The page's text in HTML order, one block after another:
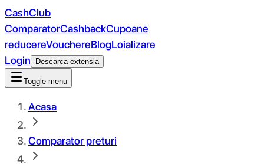
CashClub
ComparatorCashbackCupoane
reducereVouchereBlogLoializare
Login
Descarca extensia
Toggle menu
Acasa
Comparator preturi